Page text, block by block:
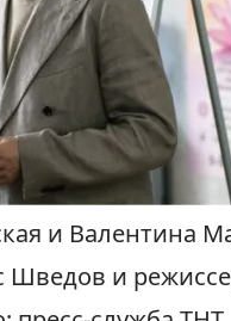
и Валентина
Шведов и